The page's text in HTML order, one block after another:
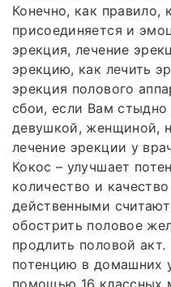
Конечно, как правило,
присоединяется и
эрекция, лечение
эрекцию, как лечить
эрекция полового
сбои, если Вам
девушкой, женщиной,
лечение эрекции у
Кокос – улучшает
количество и
действенными
обострить половое
продлить половой
потенцию в домашних
помощью 16 классных